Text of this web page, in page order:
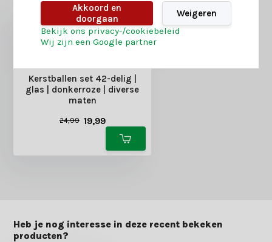
Kerstballen set 42-delig |
glas | donkerroze | diverse
maten
24,99 19,99
Heb je nog interesse in deze recent bekeken
producten?
Akkoord en
doorgaan
Weigeren
Bekijk ons privacy-/cookiebeleid
Wij zijn een Google partner